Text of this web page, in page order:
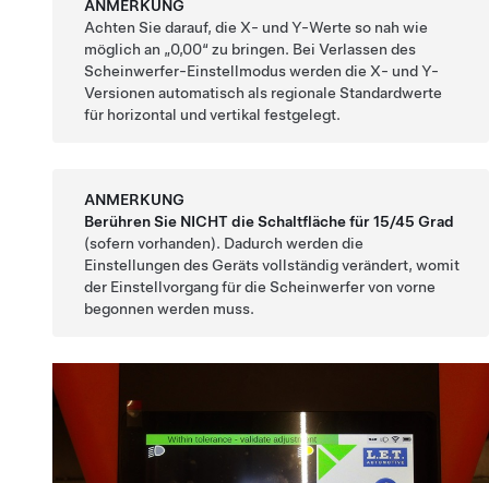
ANMERKUNG
Achten Sie darauf, die X- und Y-Werte so nah wie
möglich an „0,00“ zu bringen. Bei Verlassen des
Scheinwerfer-Einstellmodus werden die X- und Y-
Versionen automatisch als regionale Standardwerte
für horizontal und vertikal festgelegt.
ANMERKUNG
Berühren Sie NICHT die Schaltfläche für 15/45 Grad
(sofern vorhanden). Dadurch werden die
Einstellungen des Geräts vollständig verändert, womit
der Einstellvorgang für die Scheinwerfer von vorne
begonnen werden muss.